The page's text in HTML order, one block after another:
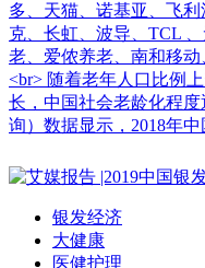
多、天猫、诺基亚、飞
克、长虹、波导、TCL
老、爱侬养老、南和移
<br> 随着老年人口比例
长，中国社会老龄化程度
询）数据显示，2018年
银发经济
大健康
医健护理